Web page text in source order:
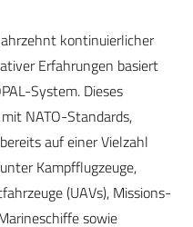
kontinuierlicher
Erfahrungen basiert
System. Dieses
NATO-Standards,
auf einer Vielzahl
Kampfflugzeuge,
(UAVs), Missions-
sowie